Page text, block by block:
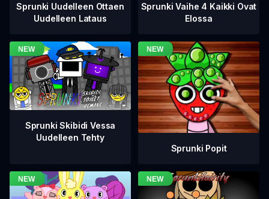
Sprunki Uudelleen Ottaen
Uudelleen Lataus
Sprunki Vaihe 4 Kaikki Ovat
Elossa
Sprunki Skibidi Vessa
Uudelleen Tehty
Sprunki Popit